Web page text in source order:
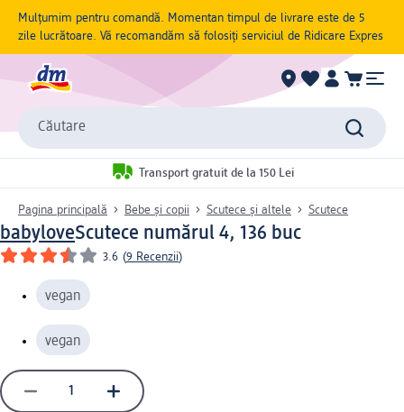
Mulțumim pentru comandă. Momentan timpul de livrare este de 5
zile lucrătoare. Vă recomandăm să folosiți serviciul de Ridicare Expres
Căutare
Transport gratuit de la 150 Lei
Pagina principală Bebe și copii Scutece și altele Scutece
babyloveScutece numărul 4, 136 buc
3.6 (9 Recenzii)
vegan
vegan